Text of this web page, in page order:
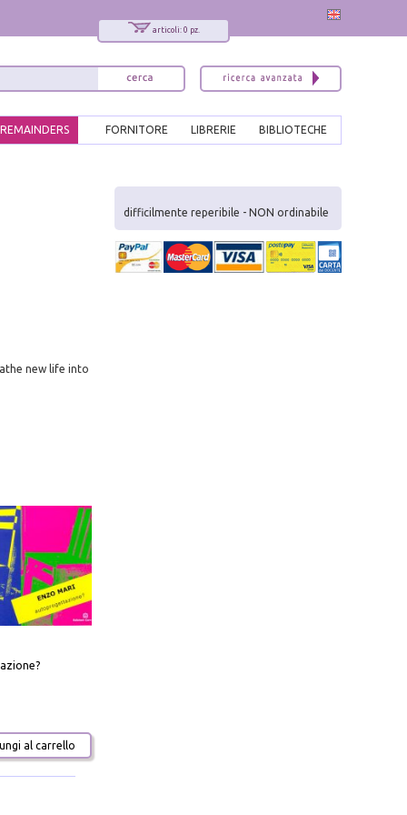
articoli: 0 pz.
BIBLIOTECHE
LIBRERIE
FORNITORE
REMAINDERS
new life into
al carrello
difficilmente reperibile - NON ordinabile
x
Interessato ai nostri libri?
Allora iscriviti alla nostra newsletter!
Sarai informato delle nostre novità, potrai
comunque cancellarti quando desideri.